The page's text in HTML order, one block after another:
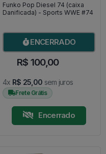
Funko Pop Diesel 74 (caixa
Danificada) - Sports WWE #74
ENCERRADO
R$ 100,00
4x R$ 25,00 sem juros
Frete Grátis
Encerrado